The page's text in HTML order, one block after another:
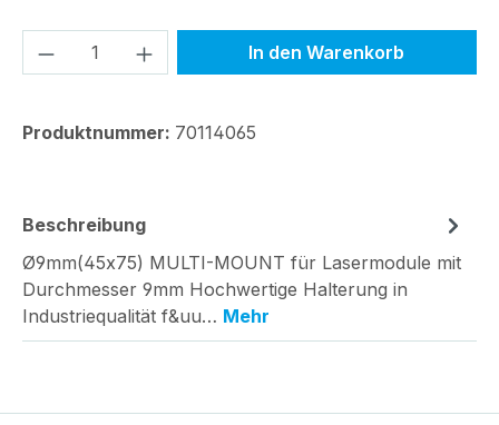
Produkt Anzahl: Gib denIn den Warenkorb
Produktnummer: 70114065
Beschreibung
Ø9mm(45x75) MULTI-MOUNT für Lasermodule mit
Durchmesser 9mm Hochwertige Halterung in
Industriequalität f&uu… Mehr